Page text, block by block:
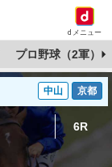
dメニュー
プロ野球（2軍）
中山 京都
6R